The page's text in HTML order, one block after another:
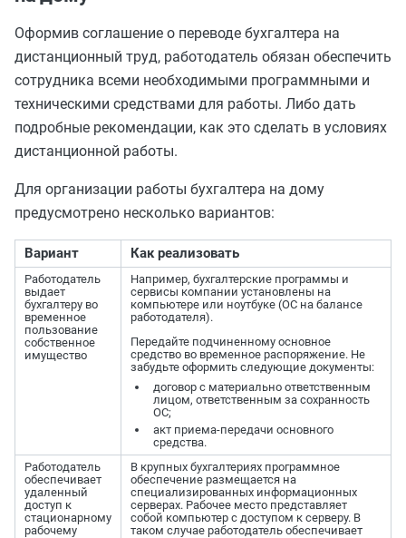
Оформив соглашение о переводе бухгалтера на
дистанционный труд, работодатель обязан обеспечить
сотрудника всеми необходимыми программными и
техническими средствами для работы. Либо дать
подробные рекомендации, как это сделать в условиях
дистанционной работы.
Для организации работы бухгалтера на дому
предусмотрено несколько вариантов:
Вариант Как реализовать
Работодатель
выдает
бухгалтеру во
временное
пользование
собственное
имущество
Например, бухгалтерские программы и
сервисы компании установлены на
компьютере или ноутбуке (ОС на балансе
работодателя).
Передайте подчиненному основное
средство во временное распоряжение. Не
забудьте оформить следующие документы:
договор с материально ответственным
лицом, ответственным за сохранность
ОС;
акт приема-передачи основного
средства.
Работодатель
обеспечивает
удаленный
доступ к
стационарному
рабочему
В крупных бухгалтериях программное
обеспечение размещается на
специализированных информационных
серверах. Рабочее место представляет
собой компьютер с доступом к серверу. В
таком случае работодатель обеспечивает